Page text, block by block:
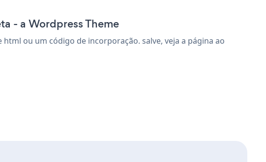
- a Wordpress Theme
ou um código de incorporação. salve, veja a página ao